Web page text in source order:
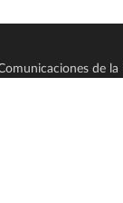
de la